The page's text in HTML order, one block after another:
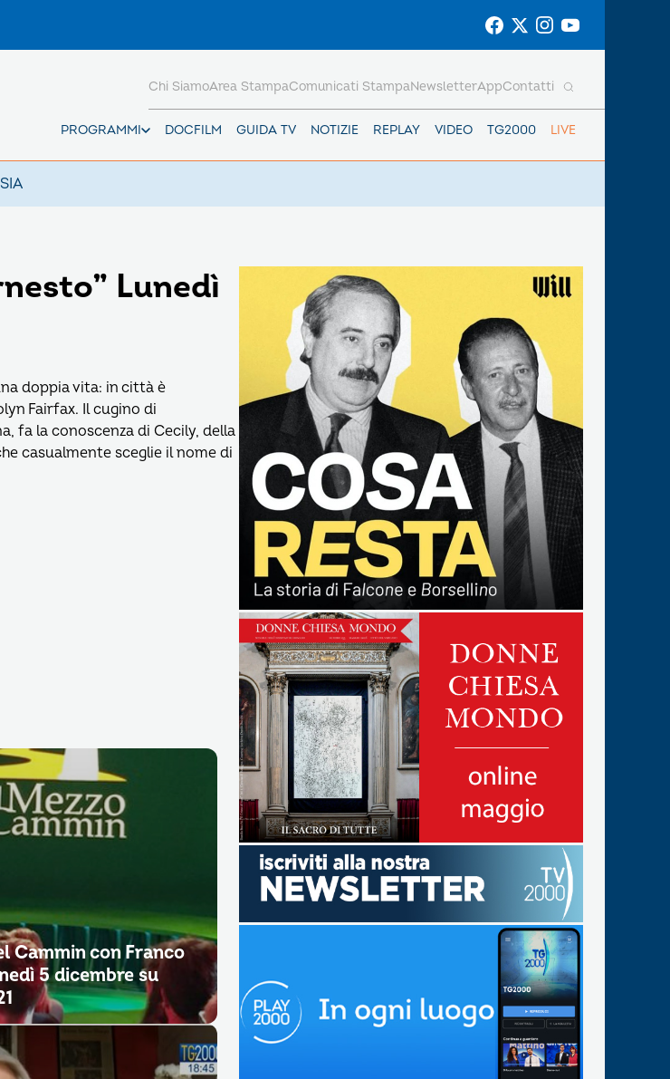
PROGRAMMI DOCFILM GUIDA TV NOTIZIE REPLAY VIDEO TG2000 LIVE
Chi SiamoArea StampaComunicati StampaNewsletterAppContatti
Lunedì
doppia vita: in città è
Fairfax. Il cugino di
fa la conoscenza di Cecily, della
casualmente sceglie il nome di
Cammin con Franco
5 dicembre su